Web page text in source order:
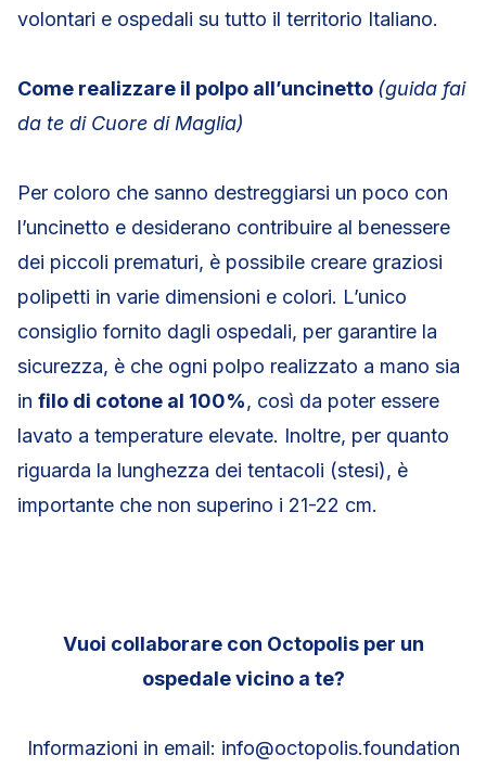
volontari e ospedali su tutto il territorio Italiano.
Come realizzare il polpo all’uncinetto (guida fai
da te di Cuore di Maglia)
Per coloro che sanno destreggiarsi un poco con
l’uncinetto e desiderano contribuire al benessere
dei piccoli prematuri, è possibile creare graziosi
polipetti in varie dimensioni e colori. L’unico
consiglio fornito dagli ospedali, per garantire la
sicurezza, è che ogni polpo realizzato a mano sia
in filo di cotone al 100%, così da poter essere
lavato a temperature elevate. Inoltre, per quanto
riguarda la lunghezza dei tentacoli (stesi), è
importante che non superino i 21-22 cm.
Vuoi collaborare con Octopolis per un
ospedale vicino a te?
Informazioni in email: info@octopolis.foundation